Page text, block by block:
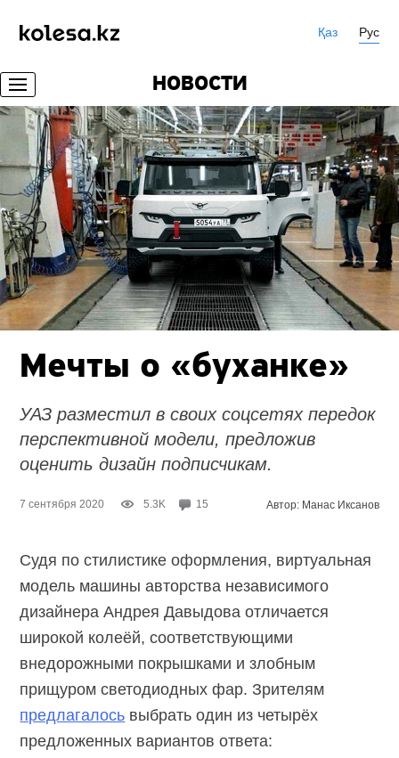
Қаз Рус
НОВОСТИ
Мечты о «буханке»
УАЗ разместил в своих соцсетях передок
перспективной модели, предложив
оценить дизайн подписчикам.
7 сентября 2020 5.3K 15 Автор: Манас Иксанов
Судя по стилистике оформления, виртуальная
модель машины авторства независимого
дизайнера Андрея Давыдова отличается
широкой колеёй, соответствующими
внедорожными покрышками и злобным
прищуром светодиодных фар. Зрителям
предлагалось выбрать один из четырёх
предложенных вариантов ответа: